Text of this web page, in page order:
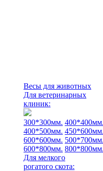
Весы для животных
Для ветеринарных
клиник:
300*300мм. 400*400мм.
400*500мм. 450*600мм.
600*600мм. 500*700мм.
600*800мм. 800*800мм.
Для мелкого
рогатого скота: